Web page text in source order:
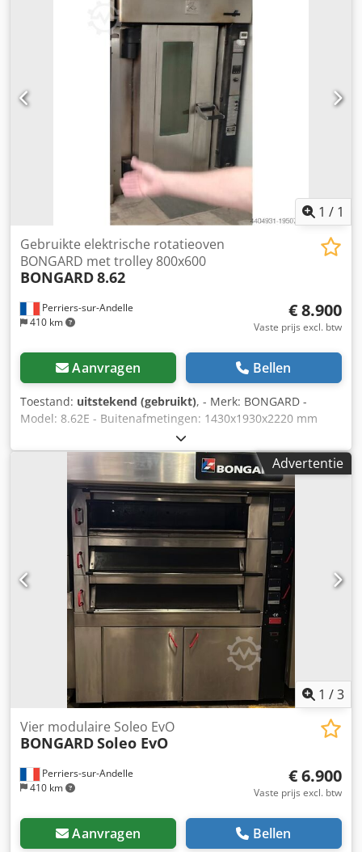
capaciteit zijn optionele ESG-stoomunits leverbaar voor
nog meer stoomproductie. Duurzaam en praktisch
ontwerp De Bongard 8.64 Serie 4 is gebouwd voor intensief
gebruik in veeleisende productie-omgevingen en biedt
optimaal bedieningscomfort: - Robuustheid en levensduur:
Voorzien van een hoogwaardig vuurvaste RVS-wisselaar en
een versterkte bodemconstructie voor uitzonderlijke
duurzaamheid. Elektrische componenten zijn zorgvuldig
geselecteerd op levensduur. - Eenvoudig onderhoud: De
naadloze RVS-bakkerijkamer is eenvoudig te reinigen.
Opstaande vloerranden en uitschuifbare stoomunits
minimaliseren residuvorming. Deze advertentie is
automatisch vertaald. Vertaalfouten zijn mogelijk.
Deurdoorgang: 830 mm - Vermogensafgifte: 57 kW -
1 / 1
Perriers-sur-Andelle
410 km
Gebruikte elektrische rotatieoven
BONGARD met trolley 800x600
BONGARD8.62
€ 8.900
Vaste prijs excl. btw
Aanvragen Bellen
Toestand: uitstekend (gebruikt), - Merk: BONGARD -
Model: 8.62E - Buitenafmetingen: 1430x1930x2220 mm
Csdpfx Aaowxmgnsroha - Bakplaatmaat: 600x800 mm -
Capaciteit: 150 stokbroden - Elektrisch - Vermogen: 56 kW -
Advertentie
1 /3
Perriers-sur-Andelle
410 km
Vier modulaire Soleo EvO
BONGARDSoleo EvO
€ 6.900
Vaste prijs excl. btw
Aanvragen Bellen